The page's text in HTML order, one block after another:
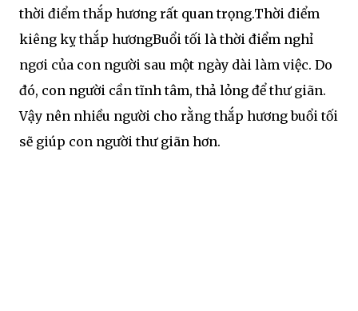
thời điểm thắp hương rất quan trọng.Thời điểm
kiêng kỵ thắp hươngBuổi tối là thời điểm nghỉ
ngơi của con người sau một ngày dài làm việc. Do
đó, con người cần tĩnh tâm, thả lỏng để thư giãn.
Vậy nên nhiều người cho rằng thắp hương buổi tối
sẽ giúp con người thư giãn hơn.